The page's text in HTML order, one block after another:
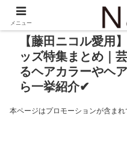
【藤田ニコル愛用
ッズ特集まとめ｜
るヘアカラーやヘ
ら一挙紹介✔︎
本ページはプロモーションが含まれ
メニュー